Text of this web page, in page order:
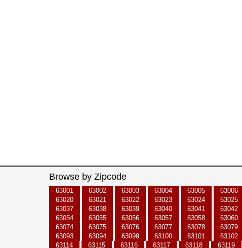
Browse by Zipcode
63001 63002 63003 63004 63005 63006
63020
63021 63022 63023 63024 63025
63037
63038 63039 63040 63041 63042
63054
63055 63056 63057 63058 63060
63074
63075 63076 63077 63078 63079
63093
63094 63099 63100 63101 63102
63114
63115 63116 63117 63118 63119